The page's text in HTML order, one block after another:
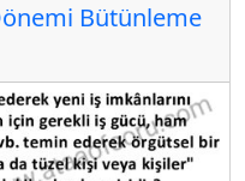
Bütünleme